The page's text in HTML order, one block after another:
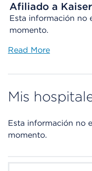
Afiliado a
Esta información no
momento.
Read More
Mis
Esta información no
momento.